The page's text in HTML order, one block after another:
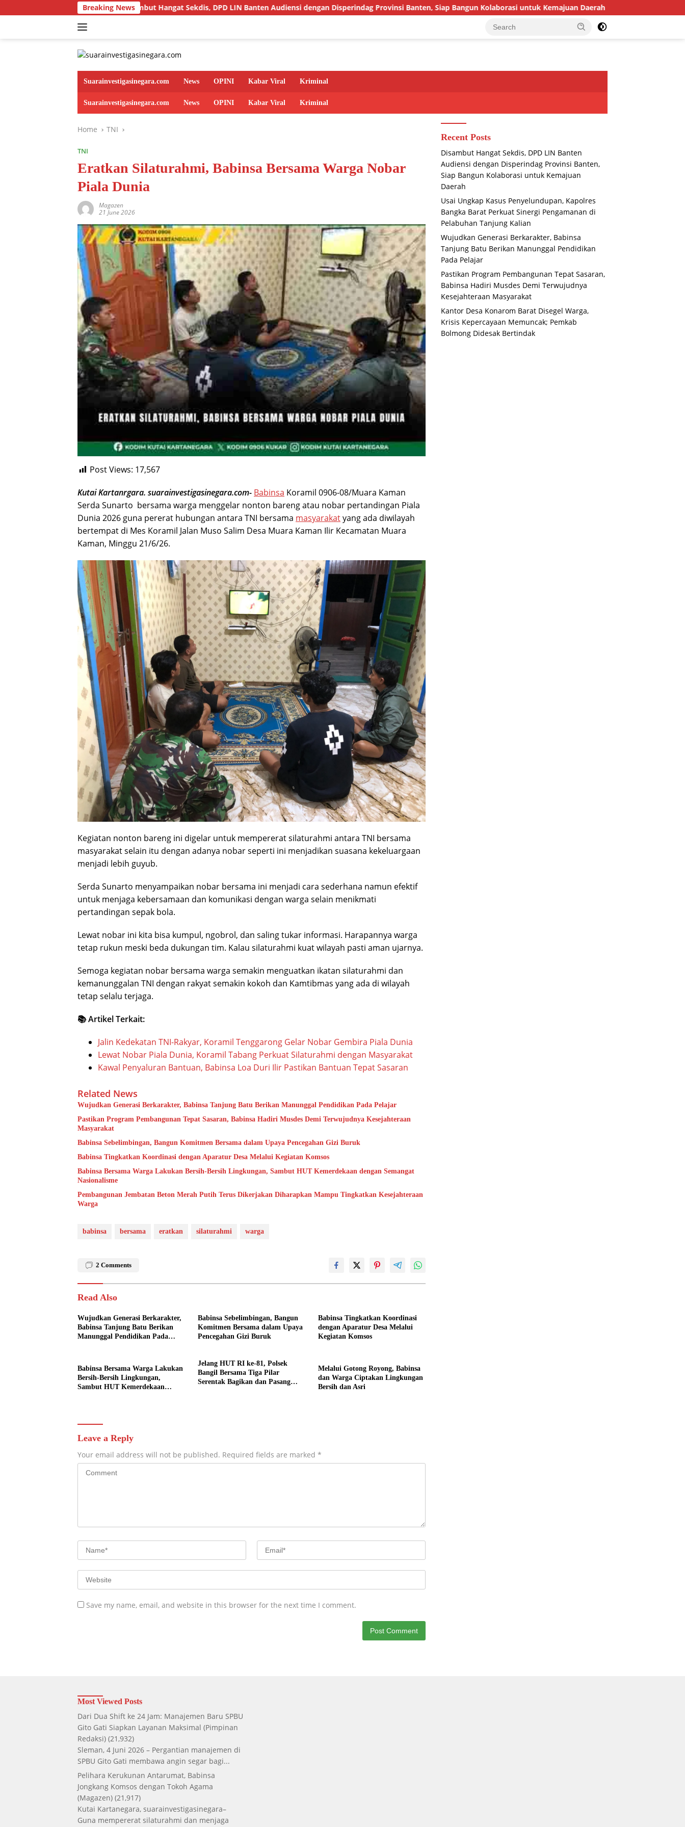
to
Breaking News
Disambut Hangat Sekdis, DPD LIN Banten Audiensi dengan Disperindag Provinsi Banten, Siap Bangun Kolaborasi untuk Kemajuan Daerah Usai Ungkap Kasus Penyelundupan,
Suarainvestigasinegara.com News OPINI Kabar Viral Kriminal
Suarainvestigasinegara.com News OPINI Kabar Viral Kriminal
Home TNI
TNI
Eratkan Silaturahmi, Babinsa Bersama Warga Nobar
Piala Dunia
Magazen
21 June 2026
Post Views: 17,567
Kutai Kartanrgara. suarainvestigasinegara.com- Babinsa Koramil 0906-08/Muara Kaman
Serda Sunarto bersama warga menggelar nonton bareng atau nobar pertandingan Piala
Dunia 2026 guna pererat hubungan antara TNI bersama masyarakatyang ada diwilayah
bertempat di Mes Koramil Jalan Muso Salim Desa Muara Kaman Ilir Kecamatan Muara
Kaman, Minggu 21/6/26.
Kegiatan nonton bareng ini digelar untuk mempererat silaturahmi antara TNI bersama
masyarakat selain itu dengan adanya nobar seperti ini menjadikan suasana kekeluargaan
menjadi lebih guyub.
Serda Sunarto menyampaikan nobar bersama ini menjadi cara sederhana namun efektif
untuk menjaga kebersamaan dan komunikasi dengan warga selain menikmati
pertandingan sepak bola.
Lewat nobar ini kita bisa kumpul, ngobrol, dan saling tukar informasi. Harapannya warga
tetap rukun meski beda dukungan tim. Kalau silaturahmi kuat wilayah pasti aman ujarnya.
Semoga kegiatan nobar bersama warga semakin menguatkan ikatan silaturahmi dan
kemanunggalan TNI dengan rakyat semakin kokoh dan Kamtibmas yang ada di wilayah
tetap selalu terjaga.
📚 Artikel Terkait:
Jalin Kedekatan TNI-Rakyar, Koramil Tenggarong Gelar Nobar Gembira Piala Dunia
Lewat Nobar Piala Dunia, Koramil Tabang Perkuat Silaturahmi dengan Masyarakat
Kawal Penyaluran Bantuan, Babinsa Loa Duri Ilir Pastikan Bantuan Tepat Sasaran
Related News
Wujudkan Generasi Berkarakter, Babinsa Tanjung Batu Berikan Manunggal Pendidikan Pada Pelajar
Pastikan Program Pembangunan Tepat Sasaran, Babinsa Hadiri Musdes Demi Terwujudnya Kesejahteraan
Masyarakat
Babinsa Sebelimbingan, Bangun Komitmen Bersama dalam Upaya Pencegahan Gizi Buruk
Babinsa Tingkatkan Koordinasi dengan Aparatur Desa Melalui Kegiatan Komsos
Babinsa Bersama Warga Lakukan Bersih-Bersih Lingkungan, Sambut HUT Kemerdekaan dengan Semangat
Nasionalisme
Pembangunan Jembatan Beton Merah Putih Terus Dikerjakan Diharapkan Mampu Tingkatkan Kesejahteraan
Warga
babinsa bersama eratkan silaturahmi warga
2 Comments
Read Also
Wujudkan Generasi Berkarakter,
Babinsa Tanjung Batu Berikan
Manunggal Pendidikan Pada
Babinsa Sebelimbingan, Bangun
Komitmen Bersama dalam Upaya
Pencegahan Gizi Buruk
Babinsa Tingkatkan Koordinasi
dengan Aparatur Desa Melalui
Kegiatan Komsos
Babinsa Bersama Warga Lakukan
Bersih-Bersih Lingkungan,
Sambut HUT Kemerdekaan
Jelang HUT RI ke-81, Polsek
Bangil Bersama Tiga Pilar
Serentak Bagikan dan Pasang
Melalui Gotong Royong, Babinsa
dan Warga Ciptakan Lingkungan
Bersih dan Asri
Leave a Reply
Your email address will not be published. Required fields are marked *
Save my name, email, and website in this browser for the next time I comment.
Recent Posts
Disambut Hangat Sekdis, DPD LIN Banten
Audiensi dengan Disperindag Provinsi Banten,
Siap Bangun Kolaborasi untuk Kemajuan
Daerah
Usai Ungkap Kasus Penyelundupan, Kapolres
Bangka Barat Perkuat Sinergi Pengamanan di
Pelabuhan Tanjung Kalian
Wujudkan Generasi Berkarakter, Babinsa
Tanjung Batu Berikan Manunggal Pendidikan
Pada Pelajar
Pastikan Program Pembangunan Tepat Sasaran,
Babinsa Hadiri Musdes Demi Terwujudnya
Kesejahteraan Masyarakat
Kantor Desa Konarom Barat Disegel Warga,
Krisis Kepercayaan Memuncak; Pemkab
Bolmong Didesak Bertindak
Most Viewed Posts
Dari Dua Shift ke 24 Jam: Manajemen Baru SPBU
Gito Gati Siapkan Layanan Maksimal (Pimpinan
Redaksi) (21,932)
Sleman, 4 Juni 2026 – Pergantian manajemen di
SPBU Gito Gati membawa angin segar bagi...
Pelihara Kerukunan Antarumat, Babinsa
Jongkang Komsos dengan Tokoh Agama
(Magazen) (21,917)
Kutai Kartanegara, suarainvestigasinegara–
Guna mempererat silaturahmi dan menjaga